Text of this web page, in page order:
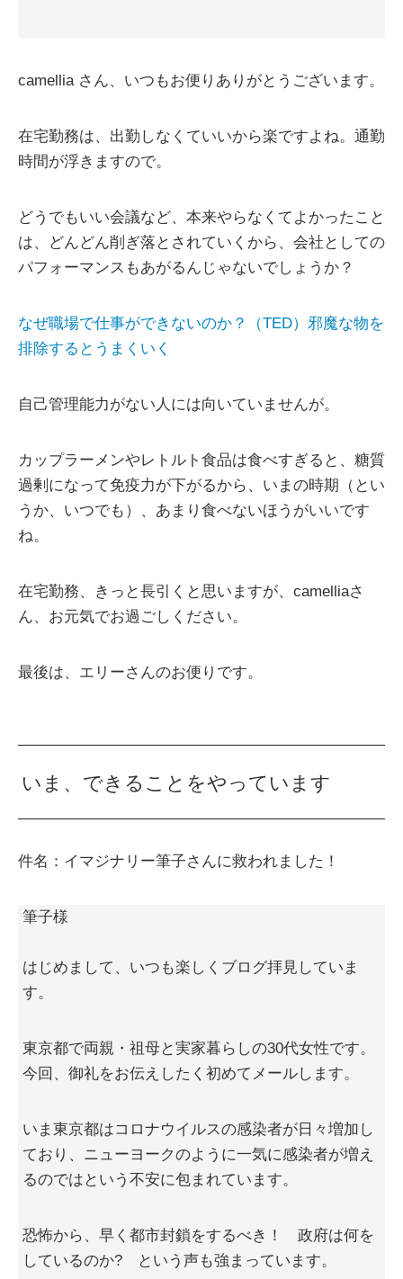
camellia さん、いつもお便りありがとうございます。
在宅勤務は、出勤しなくていいから楽ですよね。通勤
時間が浮きますので。
どうでもいい会議など、本来やらなくてよかったこと
は、どんどん削ぎ落とされていくから、会社としての
パフォーマンスもあがるんじゃないでしょうか？
なぜ職場で仕事ができないのか？（TED）邪魔な物を
排除するとうまくいく
自己管理能力がない人には向いていませんが。
カップラーメンやレトルト食品は食べすぎると、糖質
過剰になって免疫力が下がるから、いまの時期（とい
うか、いつでも）、あまり食べないほうがいいです
ね。
在宅勤務、きっと長引くと思いますが、camelliaさ
ん、お元気でお過ごしください。
最後は、エリーさんのお便りです。
いま、できることをやっています
件名：イマジナリー筆子さんに救われました！
筆子様
はじめまして、いつも楽しくブログ拝見していま
す。
東京都で両親・祖母と実家暮らしの30代女性です。
今回、御礼をお伝えしたく初めてメールします。
いま東京都はコロナウイルスの感染者が日々増加し
ており、ニューヨークのように一気に感染者が増え
るのではという不安に包まれています。
恐怖から、早く都市封鎖をするべき！ 政府は何を
しているのか? という声も強まっています。